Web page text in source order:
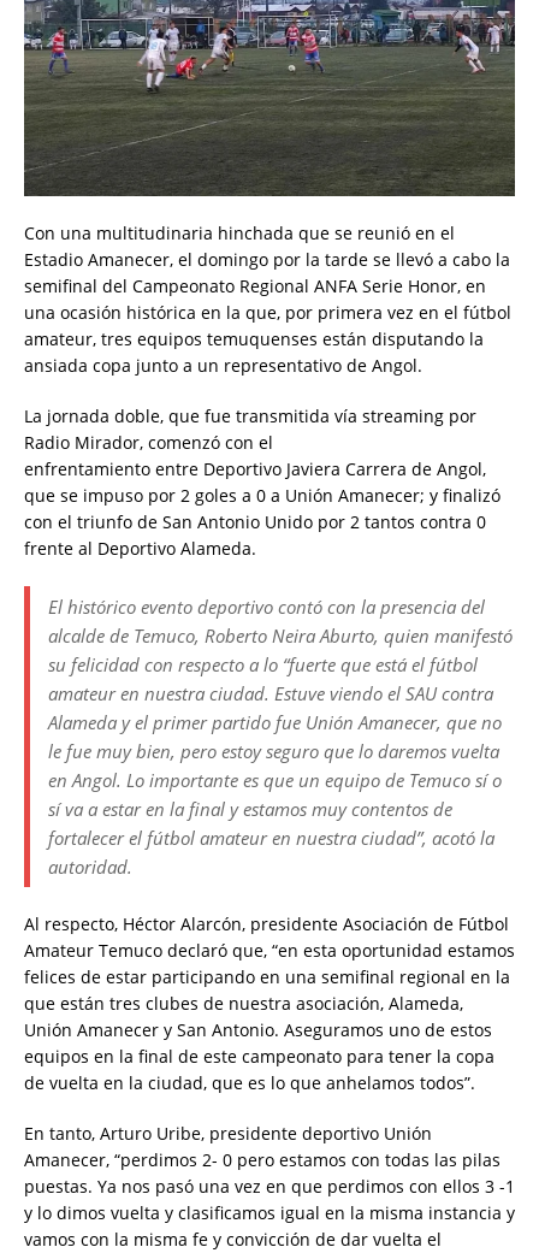
Con una multitudinaria hinchada que se reunió en el
Estadio Amanecer, el domingo por la tarde se llevó a cabo la
semifinal del Campeonato Regional ANFA Serie Honor, en
una ocasión histórica en la que, por primera vez en el fútbol
amateur, tres equipos temuquenses están disputando la
ansiada copa junto a un representativo de Angol.
La jornada doble, que fue transmitida vía streaming por
Radio Mirador, comenzó con el
enfrentamiento entre Deportivo Javiera Carrera de Angol,
que se impuso por 2 goles a 0 a Unión Amanecer; y finalizó
con el triunfo de San Antonio Unido por 2 tantos contra 0
frente al Deportivo Alameda.
El histórico evento deportivo contó con la presencia del
alcalde de Temuco, Roberto Neira Aburto, quien manifestó
su felicidad con respecto a lo “fuerte que está el fútbol
amateur en nuestra ciudad. Estuve viendo el SAU contra
Alameda y el primer partido fue Unión Amanecer, que no
le fue muy bien, pero estoy seguro que lo daremos vuelta
en Angol. Lo importante es que un equipo de Temuco sí o
sí va a estar en la final y estamos muy contentos de
fortalecer el fútbol amateur en nuestra ciudad”, acotó la
autoridad.
Al respecto, Héctor Alarcón, presidente Asociación de Fútbol
Amateur Temuco declaró que, “en esta oportunidad estamos
felices de estar participando en una semifinal regional en la
que están tres clubes de nuestra asociación, Alameda,
Unión Amanecer y San Antonio. Aseguramos uno de estos
equipos en la final de este campeonato para tener la copa
de vuelta en la ciudad, que es lo que anhelamos todos”.
En tanto, Arturo Uribe, presidente deportivo Unión
Amanecer, “perdimos 2- 0 pero estamos con todas las pilas
puestas. Ya nos pasó una vez en que perdimos con ellos 3 -1
y lo dimos vuelta y clasificamos igual en la misma instancia y
vamos con la misma fe y convicción de dar vuelta el